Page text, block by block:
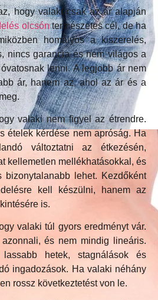
hogy valaki csak az ár alapján
olcsóntermészetes cél, de ha
homályos a kiszerelés,
nincs garancia és nem világos a
lenni. A legjobb ár nem
ár, hanem az, ahol az ár és a
valaki nem figyel az étrendre.
ételek kérdése nem apróság. Ha
változtatni az étkezésén,
kellemetlen mellékhatásokkal, és
bizonytalanabb lehet. Kezdőként
kell készülni, hanem az
is.
valaki túl gyors eredményt vár.
és nem mindig lineáris.
hetek, stagnálások és
ingadozások. Ha valaki néhány
rossz következtetést von le.